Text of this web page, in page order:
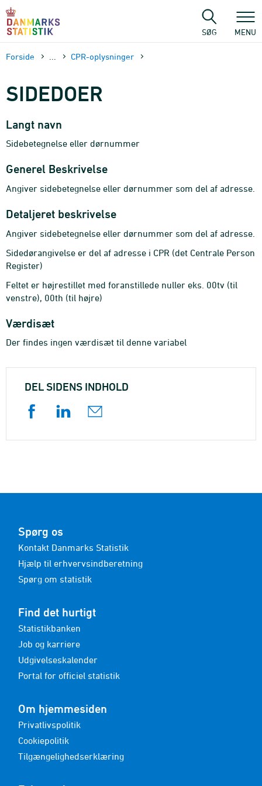
sidens
SØG MENU
Forside CPR-oplysninger
SIDEDOER
Langt navn
Sidebetegnelse eller dørnummer
Generel Beskrivelse
Angiver sidebetegnelse eller dørnummer som del af adresse.
Detaljeret beskrivelse
Angiver sidebetegnelse eller dørnummer som del af adresse.
Sidedørangivelse er del af adresse i CPR (det Centrale Person
Register)
Feltet er højrestillet med foranstillede nuller eks. 00tv (til
venstre), 00th (til højre)
Værdisæt
Der findes ingen værdisæt til denne variabel
DEL SIDENS INDHOLD
Spørg os
Kontakt Danmarks Statistik
Hjælp til erhvervsindberetning
Spørg om statistik
Find det hurtigt
Statistikbanken
Job og karriere
Udgivelseskalender
Portal for officiel statistik
Om hjemmesiden
Privatlivspolitik
Cookiepolitik
Tilgængelighedserklæring